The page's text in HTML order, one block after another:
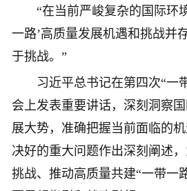
“在当前严峻复杂的国际环
一路’高质量发展机遇和挑战并
于挑战。”
习近平总书记在第四次“一
会上发表重要讲话，深刻洞察
展大势，准确把握当前面临的
决好的重大问题作出深刻阐述
挑战、推动高质量共建“一带一